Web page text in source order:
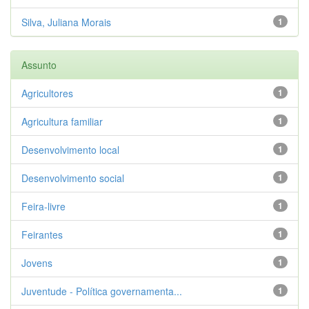
1
Silva, Juliana Morais
Assunto
1
Agricultores
1
Agricultura familiar
1
Desenvolvimento local
1
Desenvolvimento social
1
Feira-livre
1
Feirantes
1
Jovens
1
Juventude - Política governamenta...